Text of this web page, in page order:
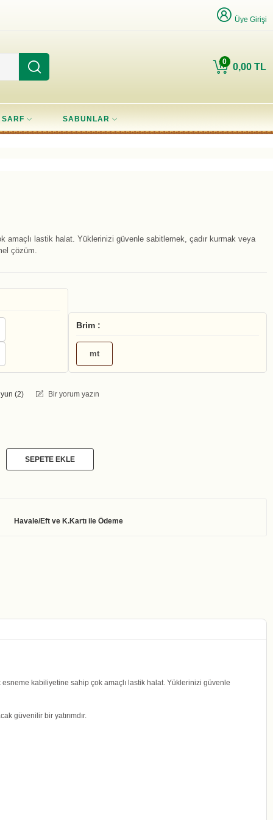
Üye Girişi
0,00 TL
0
SARF SABUNLAR
amaçlı lastik halat. Yüklerinizi güvenle sabitlemek, çadır kurmak veya
çözüm.
Brim :
mt
(2) Bir yorum yazın
SEPETE EKLE
kabiliyetine sahip çok amaçlı lastik halat. Yüklerinizi güvenle
güvenilir bir yatırımdır.